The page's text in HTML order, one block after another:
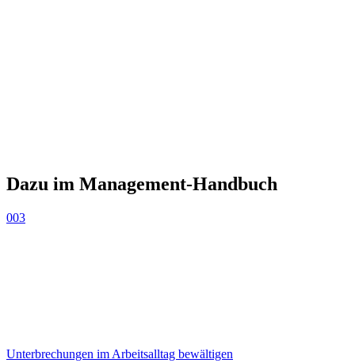
Dazu im Management-Handbuch
003
Unterbrechungen im Arbeitsalltag bewältigen